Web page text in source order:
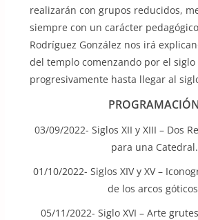
realizarán con grupos reducidos,
siempre con un carácter
Rodríguez González nos irá
del templo comenzando por el siglo
progresivamente hasta llegar al
PROGRAMACIÓN
03/09/2022- Siglos XII y XIII – Dos
para una Catedral.
01/10/2022- Siglos XIV y XV –
de los arcos
05/11/2022- Siglo XVI – Arte